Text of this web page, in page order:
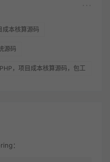
成本核算源码
源码
，项目成本核算源码，包工
：